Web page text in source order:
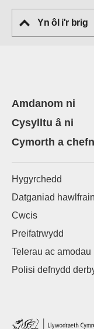
Yn ôl i'r brig
Amdanom ni
Cysylltu â ni
Cymorth a
Hygyrchedd
Datganiad
Cwcis
Preifatrwydd
Telerau ac amodau
Polisi defnydd